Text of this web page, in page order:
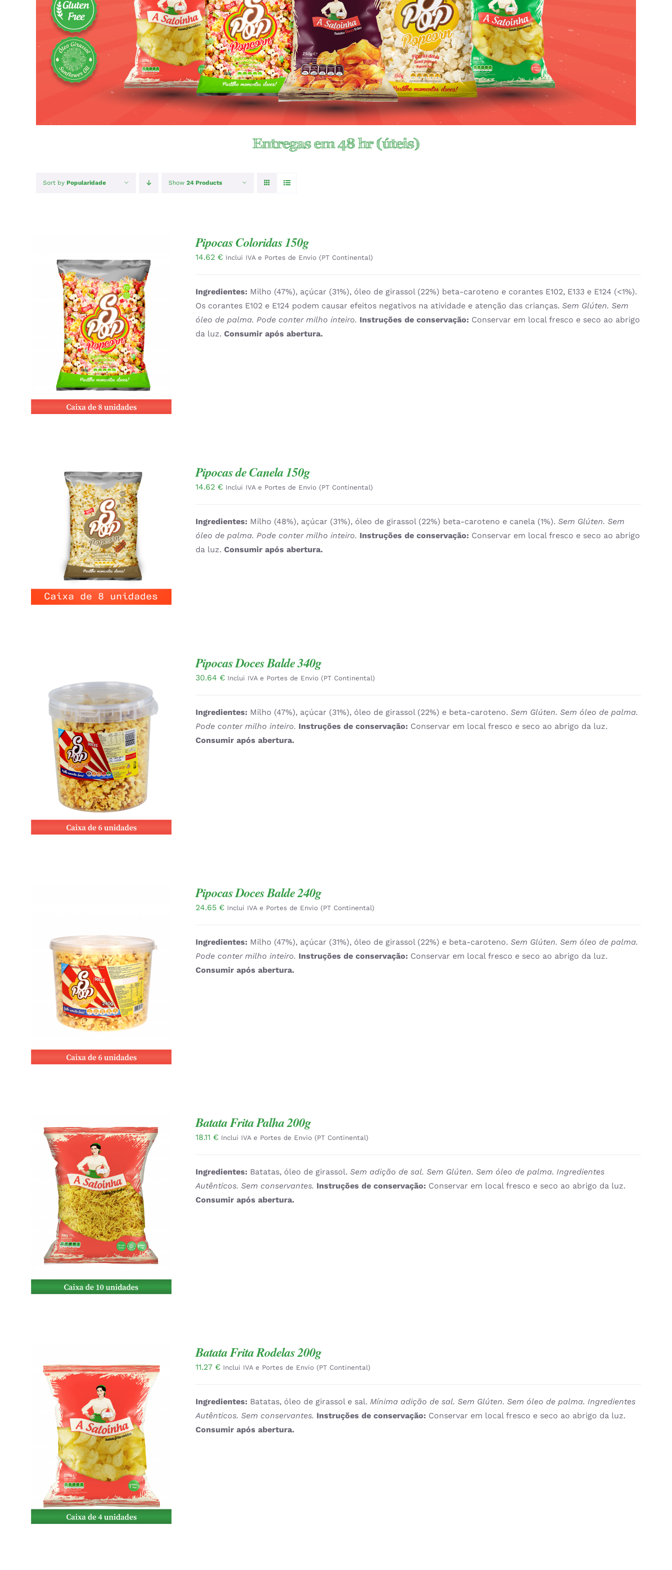
Entregas em 48 hr (úteis)
Sort by Popularidade Show 24 Products
ADICIONAR / QUICK VIEW
Pipocas Coloridas 150g
14.62 € Inclui IVA e Portes de Envio (PT Continental)
Ingredientes: Milho (47%), açúcar (31%), óleo de girassol (22%) beta-caroteno e corantes E102, E133 e E124 (<1%).
Os corantes E102 e E124 podem causar efeitos negativos na atividade e atenção das crianças.Sem Glúten. Sem
óleo de palma. Pode conter milho inteiro. Instruções de conservação: Conservar em local fresco e seco ao abrigo
da luz.Consumir após abertura.
ADICIONAR / QUICK VIEW
Pipocas de Canela 150g
14.62 € Inclui IVA e Portes de Envio (PT Continental)
Ingredientes: Milho (48%), açúcar (31%), óleo de girassol (22%) beta-caroteno e canela (1%).Sem Glúten. Sem
óleo de palma. Pode conter milho inteiro. Instruções de conservação: Conservar em local fresco e seco ao abrigo
da luz.Consumir após abertura.
ADICIONAR / QUICK VIEW
Pipocas Doces Balde 340g
30.64 € Inclui IVA e Portes de Envio (PT Continental)
Ingredientes: Milho (47%), açúcar (31%), óleo de girassol (22%) e beta-caroteno.Sem Glúten. Sem óleo de palma.
Pode conter milho inteiro. Instruções de conservação: Conservar em local fresco e seco ao abrigo da luz.
Consumir após abertura.
ADICIONAR / QUICK VIEW
Pipocas Doces Balde 240g
24.65 € Inclui IVA e Portes de Envio (PT Continental)
Ingredientes: Milho (47%), açúcar (31%), óleo de girassol (22%) e beta-caroteno.Sem Glúten. Sem óleo de palma.
Pode conter milho inteiro. Instruções de conservação: Conservar em local fresco e seco ao abrigo da luz.
Consumir após abertura.
ADICIONAR / QUICK VIEW
Batata Frita Palha 200g
18.11 € Inclui IVA e Portes de Envio (PT Continental)
Ingredientes: Batatas, óleo de girassol.Sem adição de sal. Sem Glúten. Sem óleo de palma. Ingredientes
Autênticos. Sem conservantes. Instruções de conservação: Conservar em local fresco e seco ao abrigo da luz.
Consumir após abertura.
ADICIONAR / QUICK VIEW
Batata Frita Rodelas 200g
11.27 € Inclui IVA e Portes de Envio (PT Continental)
Ingredientes: Batatas, óleo de girassol e sal. Mínima adição de sal. Sem Glúten. Sem óleo de palma. Ingredientes
Autênticos. Sem conservantes. Instruções de conservação: Conservar em local fresco e seco ao abrigo da luz.
Consumir após abertura.